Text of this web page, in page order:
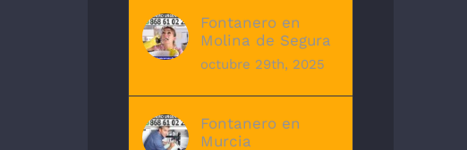
Fontanero en
Molina de Segura
octubre 29th, 2025
Fontanero en
Murcia